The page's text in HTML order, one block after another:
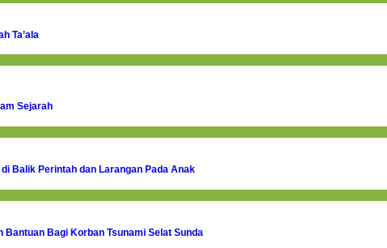
Ta’ala
Sejarah
Balik Perintah dan Larangan Pada Anak
Bantuan Bagi Korban Tsunami Selat Sunda